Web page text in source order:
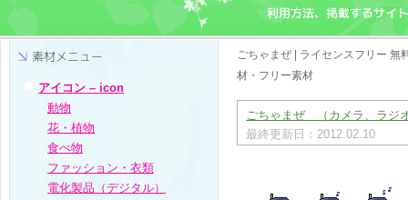
ごちゃまぜ | ライセンスフリー 無
材・フリー素材
ごちゃまぜ （カメラ、ラジ
最終更新日：2012.02.10
アイコン – icon
動物
花・植物
食べ物
ファッション・衣類
電化製品（デジタル）